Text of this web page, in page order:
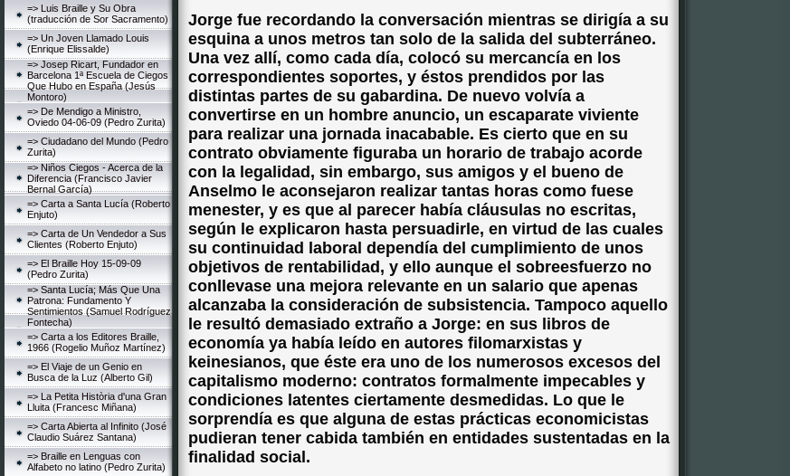
=> Luis Braille y Su Obra
(traducción de Sor Sacramento)
=> Un Joven Llamado Louis
(Enrique Elissalde)
=> Josep Ricart, Fundador en
Barcelona 1ª Escuela de Ciegos
Que Hubo en España (Jesús
Montoro)
=> De Mendigo a Ministro,
Oviedo 04-06-09 (Pedro Zurita)
=> Ciudadano del Mundo (Pedro
Zurita)
=> Niños Ciegos - Acerca de la
Diferencia (Francisco Javier
Bernal García)
=> Carta a Santa Lucía (Roberto
Enjuto)
=> Carta de Un Vendedor a Sus
Clientes (Roberto Enjuto)
=> El Braille Hoy 15-09-09
(Pedro Zurita)
=> Santa Lucía; Más Que Una
Patrona: Fundamento Y
Sentimientos (Samuel Rodríguez
Fontecha)
=> Carta a los Editores Braille,
1966 (Rogelio Muñoz Martínez)
=> El Viaje de un Genio en
Busca de la Luz (Alberto Gil)
=> La Petita Història d'una Gran
Lluita (Francesc Miñana)
=> Carta Abierta al Infinito (José
Claudio Suárez Santana)
=> Braille en Lenguas con
Alfabeto no latino (Pedro Zurita)
Jorge fue recordando la conversación mientras se dirigía a su
esquina a unos metros tan solo de la salida del subterráneo.
Una vez allí, como cada día, colocó su mercancía en los
correspondientes soportes, y éstos prendidos por las
distintas partes de su gabardina. De nuevo volvía a
convertirse en un hombre anuncio, un escaparate viviente
para realizar una jornada inacabable. Es cierto que en su
contrato obviamente figuraba un horario de trabajo acorde
con la legalidad, sin embargo, sus amigos y el bueno de
Anselmo le aconsejaron realizar tantas horas como fuese
menester, y es que al parecer había cláusulas no escritas,
según le explicaron hasta persuadirle, en virtud de las cuales
su continuidad laboral dependía del cumplimiento de unos
objetivos de rentabilidad, y ello aunque el sobreesfuerzo no
conllevase una mejora relevante en un salario que apenas
alcanzaba la consideración de subsistencia. Tampoco aquello
le resultó demasiado extraño a Jorge: en sus libros de
economía ya había leído en autores filomarxistas y
keinesianos, que éste era uno de los numerosos excesos del
capitalismo moderno: contratos formalmente impecables y
condiciones latentes ciertamente desmedidas. Lo que le
sorprendía es que alguna de estas prácticas economicistas
pudieran tener cabida también en entidades sustentadas en la
finalidad social.